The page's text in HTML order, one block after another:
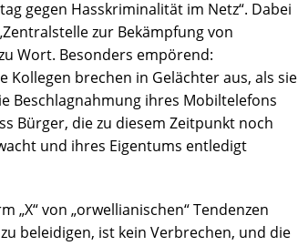
gegen Hasskriminalität im Netz“. Dabei
zur Bekämpfung von
Wort. Besonders empörend:
Kollegen brechen in Gelächter aus, als sie
Beschlagnahmung ihres Mobiltelefons
Bürger, die zu diesem Zeitpunkt noch
und ihres Eigentums entledigt
„X“ von „orwellianischen“ Tendenzen
beleidigen, ist kein Verbrechen, und die